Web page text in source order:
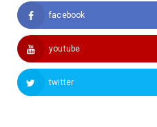
facebook
youtube
twitter